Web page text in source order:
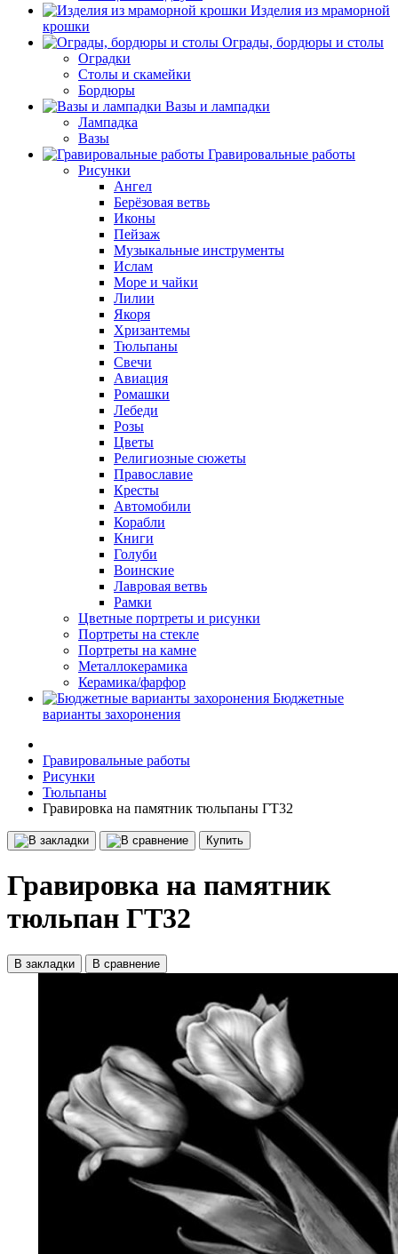
Изделия из мраморной
крошки
Ограды, бордюры и столы
Оградки
Столы и скамейки
Бордюры
Вазы и лампадки
Лампадка
Вазы
Гравировальные работы
Рисунки
Ангел
Берёзовая ветвь
Иконы
Пейзаж
Музыкальные инструменты
Ислам
Море и чайки
Лилии
Якоря
Хризантемы
Тюльпаны
Свечи
Авиация
Ромашки
Лебеди
Розы
Цветы
Религиозные сюжеты
Православие
Кресты
Автомобили
Корабли
Книги
Голуби
Воинские
Лавровая ветвь
Рамки
Цветные портреты и рисунки
Портреты на стекле
Портреты на камне
Металлокерамика
Керамика/фарфор
Бюджетные
варианты захоронения
Гравировальные работы
Рисунки
Тюльпаны
Гравировка на памятник тюльпаны ГТ32
Купить
Гравировка на памятник
тюльпан ГТ32
В закладки В сравнение